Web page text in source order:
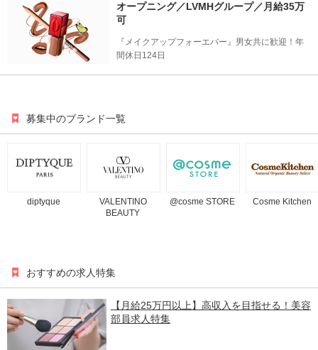
オープニング／LVMHグループ／月給35万
可
『メイクアップフォーエバー』男女共に歓迎！年
間休日124日
募集中のブランド一覧
diptyque
VALENTINO
BEAUTY
@cosme STORE Cosme Kitchen
おすすめの求人特集
【月給25万円以上】高収入を目指せる！美容
部員求人特集